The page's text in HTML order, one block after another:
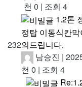
천 0 | 조회 4
232
1.2톤
정탑 이동식칸
의드립니다.
남승진 |
천 0 | 조회 4